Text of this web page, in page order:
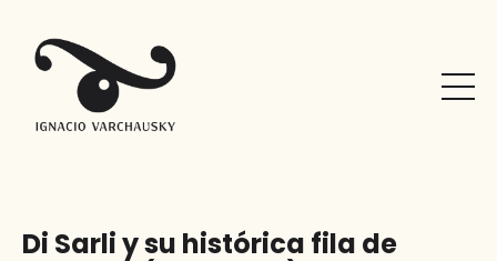
Di Sarli y su histórica fila de